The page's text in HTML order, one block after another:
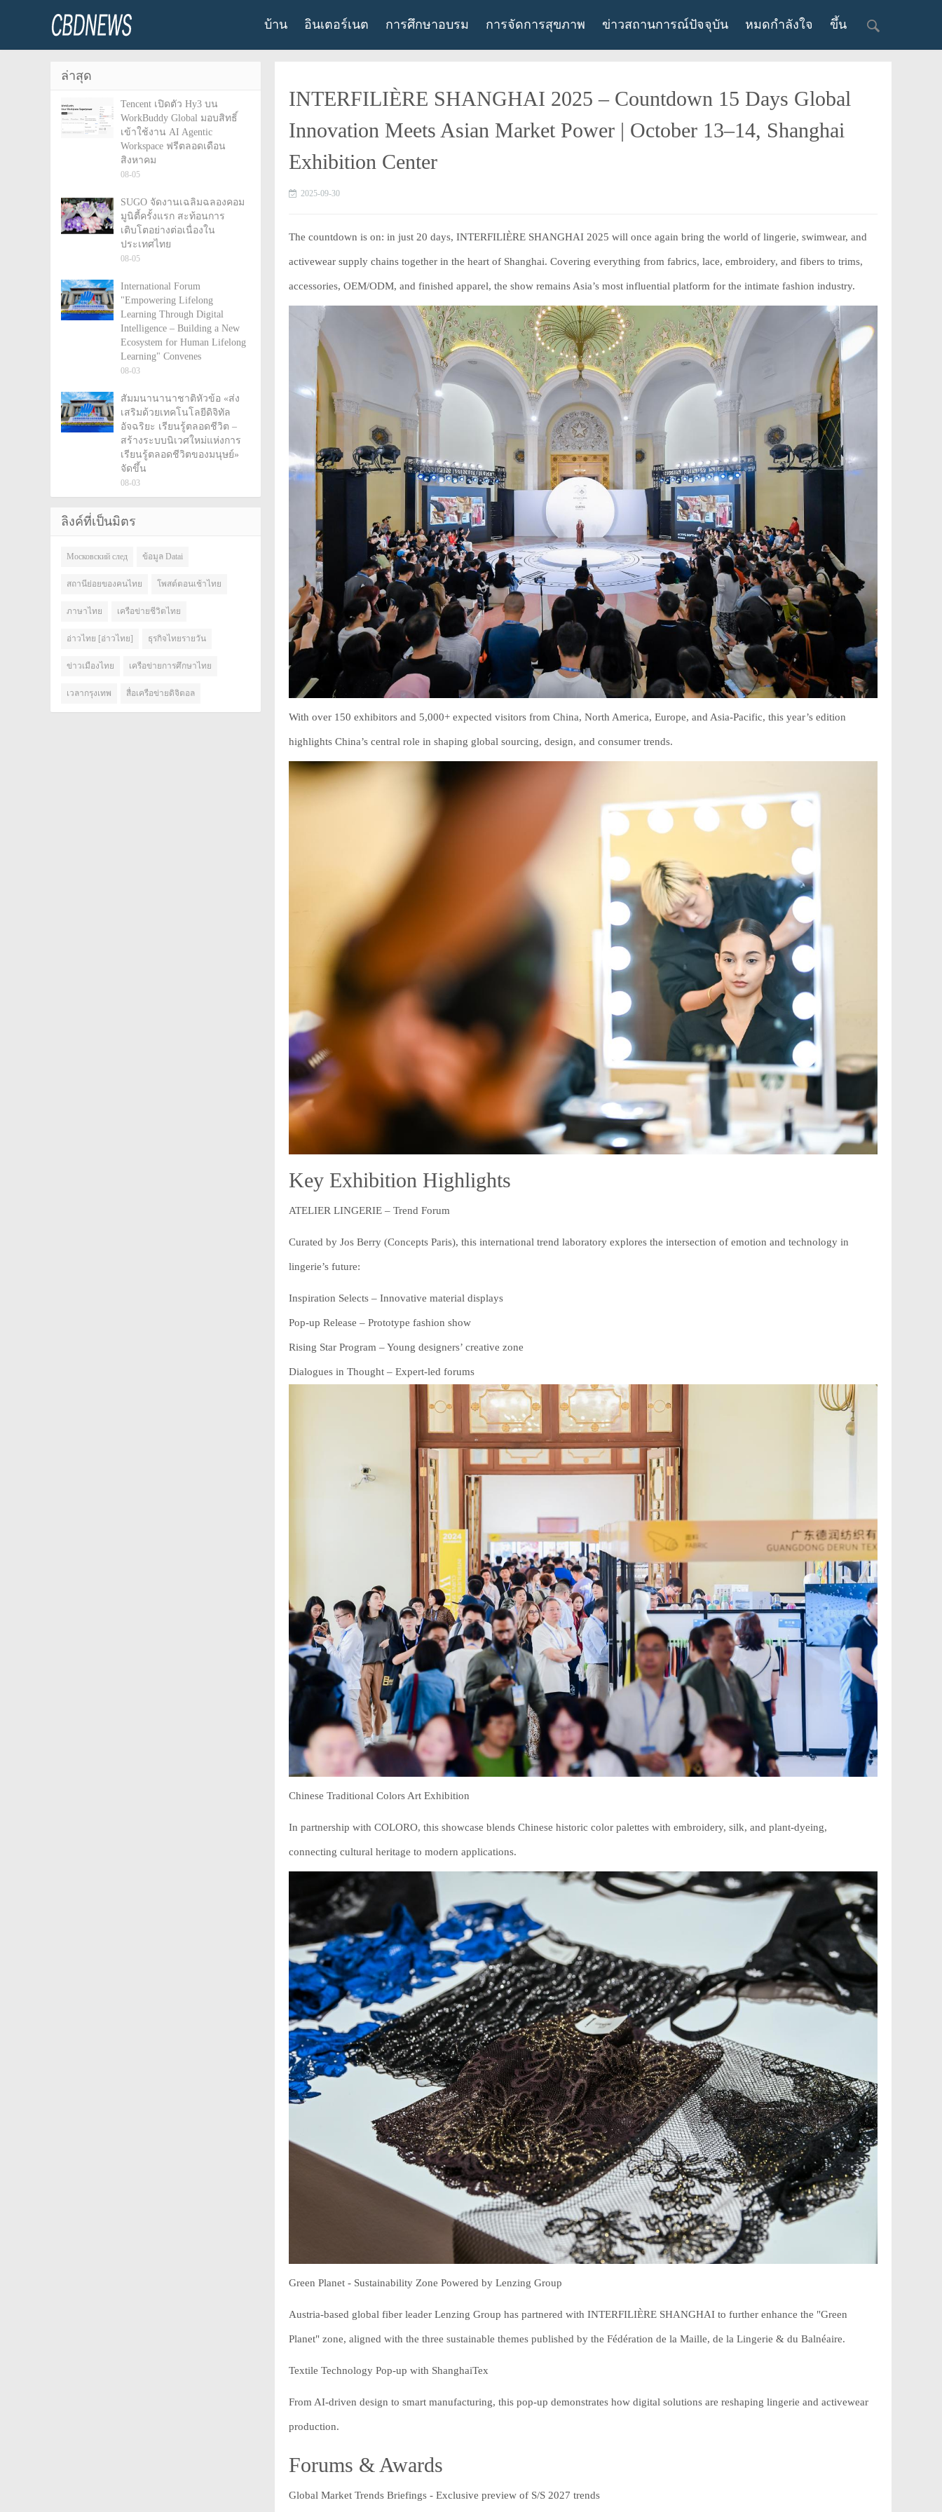
บ้าน อินเตอร์เนต การศึกษาอบรม การจัดการสุขภาพ ข่าวสถานการณ์ปัจจุบัน หมดกำลังใจ ขึ้น
ล่าสุด
Tencent เปิดตัว Hy3 บน
WorkBuddy Global มอบสิทธิ์
เข้าใช้งาน AI Agentic
Workspace ฟรีตลอดเดือน
สิงหาคม
08-05
SUGO จัดงานเฉลิมฉลองคอม
มูนิตี้ครั้งแรก สะท้อนการ
เติบโตอย่างต่อเนื่องใน
ประเทศไทย
08-05
International Forum
"Empowering Lifelong
Learning Through Digital
Intelligence – Building a New
Ecosystem for Human Lifelong
Learning" Convenes
08-03
สัมมนานานาชาติหัวข้อ «ส่ง
เสริมด้วยเทคโนโลยีดิจิทัล
อัจฉริยะ เรียนรู้ตลอดชีวิต –
สร้างระบบนิเวศใหม่แห่งการ
เรียนรู้ตลอดชีวิตของมนุษย์»
จัดขึ้น
08-03
ลิงค์ที่เป็นมิตร
Московский след ข้อมูล Datai
สถานีย่อยของคนไทย โพสต์ตอนเช้าไทย
ภาษาไทย เครือข่ายชีวิตไทย
อ่าวไทย [อ่าวไทย] ธุรกิจไทยรายวัน
ข่าวเมืองไทย เครือข่ายการศึกษาไทย
เวลากรุงเทพ สื่อเครือข่ายดิจิตอล
INTERFILIÈRE SHANGHAI 2025 – Countdown 15 Days Global
Innovation Meets Asian Market Power | October 13–14, Shanghai
Exhibition Center
2025-09-30
The countdown is on: in just 20 days, INTERFILIÈRE SHANGHAI 2025 will once again bring the world of lingerie, swimwear, and
activewear supply chains together in the heart of Shanghai. Covering everything from fabrics, lace, embroidery, and fibers to trims,
accessories, OEM/ODM, and finished apparel, the show remains Asia’s most influential platform for the intimate fashion industry.
With over 150 exhibitors and 5,000+ expected visitors from China, North America, Europe, and Asia-Pacific, this year’s edition
highlights China’s central role in shaping global sourcing, design, and consumer trends.
Key Exhibition Highlights
ATELIER LINGERIE – Trend Forum
Curated by Jos Berry (Concepts Paris), this international trend laboratory explores the intersection of emotion and technology in
lingerie’s future:
Inspiration Selects – Innovative material displays
Pop-up Release – Prototype fashion show
Rising Star Program – Young designers’ creative zone
Dialogues in Thought – Expert-led forums
Chinese Traditional Colors Art Exhibition
In partnership with COLORO, this showcase blends Chinese historic color palettes with embroidery, silk, and plant-dyeing,
connecting cultural heritage to modern applications.
Green Planet - Sustainability Zone Powered by Lenzing Group
Austria-based global fiber leader Lenzing Group has partnered with INTERFILIÈRE SHANGHAI to further enhance the "Green
Planet" zone, aligned with the three sustainable themes published by the Fédération de la Maille, de la Lingerie & du Balnéaire.
Textile Technology Pop-up with ShanghaiTex
From AI-driven design to smart manufacturing, this pop-up demonstrates how digital solutions are reshaping lingerie and activewear
production.
Forums & Awards
Global Market Trends Briefings - Exclusive preview of S/S 2027 trends